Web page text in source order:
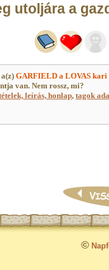
utoljára a
GARFIELD a LOVAS kari
van. Nem rossz, mi?
leírás, honlap, tagok
©